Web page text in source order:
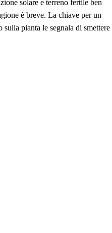
solare e terreno fertile ben
è breve. La chiave per un
pianta le segnala di smettere